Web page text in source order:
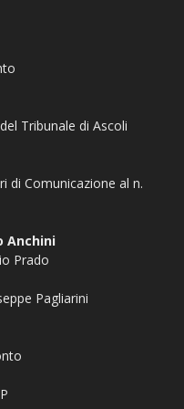
Tribunale di Ascoli
di Comunicazione al n.
Anchini
Prado
Pagliarini